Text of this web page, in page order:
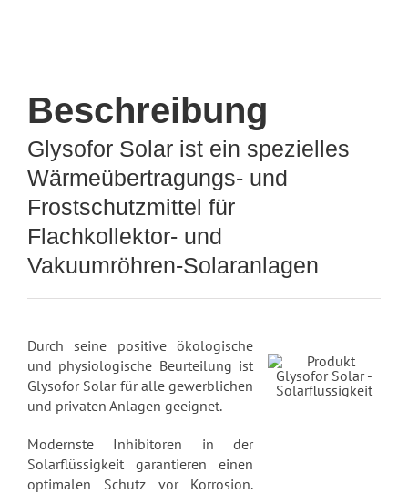
Beschreibung
Glysofor Solar ist ein spezielles
Wärmeübertragungs- und
Frostschutzmittel für
Flachkollektor- und
Vakuumröhren-Solaranlagen
Durch seine positive ökologische
und physiologische Beurteilung ist
Glysofor Solar für alle gewerblichen
und privaten Anlagen geeignet.
Modernste Inhibitoren in der
Solarflüssigkeit garantieren einen
optimalen Schutz vor Korrosion.